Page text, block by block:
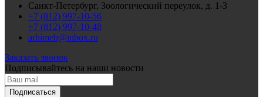
Санкт-Петербург, Зоологический переулок, д. 1-3
+7 (812) 997-10-56
+7 (812) 997-10-48
arhimeb@inbox.ru
Заказать звонок
Подписывайтесь на наши новости